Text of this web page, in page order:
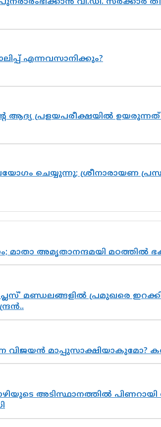
എന്നവസാനിക്കും?
ആദ്യ പ്രളയപരീക്ഷയിൽ
ചെയ്യുന്നു; ശ്രീനാരായണ
മാതാ അമൃതാനന്ദമയി
മണ്ഡലങ്ങളിൽ പ്രമുഖരെ
വിജയൻ മാപ്പുസാക്ഷിയാകുമോ?
അടിസ്ഥാനത്തിൽ പിണറായി